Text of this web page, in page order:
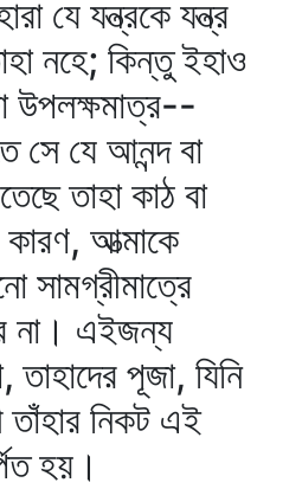
যে যন্ত্রকে যন্ত্র
নহে; কিন্তু ইহাও
উপলক্ষমাত্র--
সে যে আনন্দ বা
তাহা কাঠ বা
আত্মাকে
সামগ্রীমাত্রে
না। এইজন্য
তাহাদের পূজা, যিনি
তাঁহার নিকট এই
হয়।